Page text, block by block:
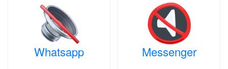
Whatsapp Messenger